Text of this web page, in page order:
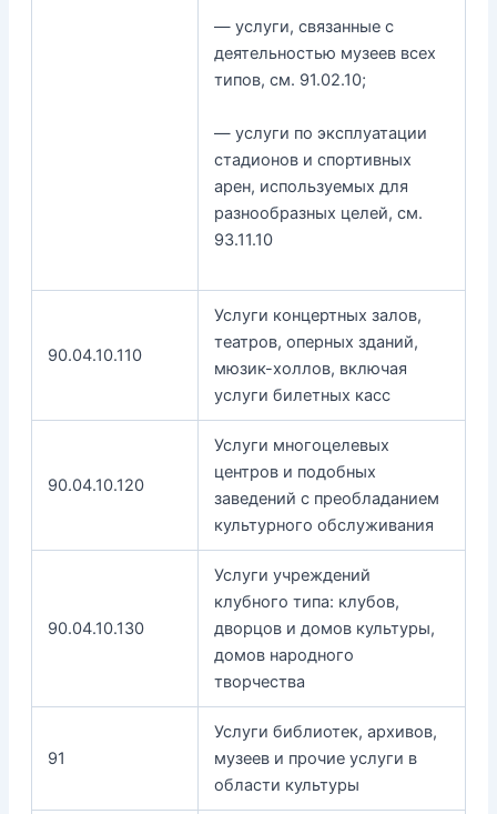
— услуги, связанные с
деятельностью музеев всех
типов, см. 91.02.10;
— услуги по эксплуатации
стадионов и спортивных
арен, используемых для
разнообразных целей, см.
93.11.10
90.04.10.110
Услуги концертных залов,
театров, оперных зданий,
мюзик-холлов, включая
услуги билетных касс
90.04.10.120
Услуги многоцелевых
центров и подобных
заведений с преобладанием
культурного обслуживания
90.04.10.130
Услуги учреждений
клубного типа: клубов,
дворцов и домов культуры,
домов народного
творчества
91
Услуги библиотек, архивов,
музеев и прочие услуги в
области культуры